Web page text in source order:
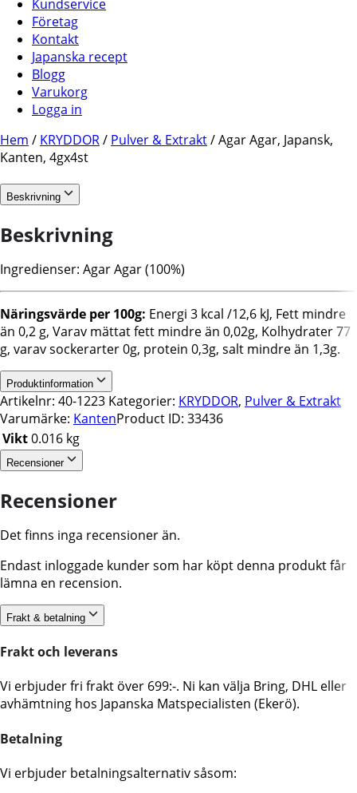
Kundservice
Företag
Kontakt
Japanska recept
Blogg
Varukorg
Logga in
Hem / KRYDDOR/ Pulver & Extrakt/ Agar Agar, Japansk,
Kanten, 4gx4st
Beskrivning
Beskrivning
Ingredienser: Agar Agar (100%)
Näringsvärde per 100g: Energi 3 kcal /12,6 kJ, Fett mindre
än 0,2 g, Varav mättat fett mindre än 0,02g, Kolhydrater 77
g, varav sockerarter 0g, protein 0,3g, salt mindre än 1,3g.
Produktinformation
Artikelnr: 40-1223 Kategorier: KRYDDOR, Pulver & Extrakt
Varumärke: KantenProduct ID: 33436
Vikt0.016 kg
Recensioner
Recensioner
Det finns inga recensioner än.
Endast inloggade kunder som har köpt denna produkt får
lämna en recension.
Frakt & betalning
Frakt och leverans
Vi erbjuder fri frakt över 699:-. Ni kan välja Bring, DHL eller
avhämtning hos Japanska Matspecialisten (Ekerö).
Betalning
Vi erbjuder betalningsalternativ såsom: